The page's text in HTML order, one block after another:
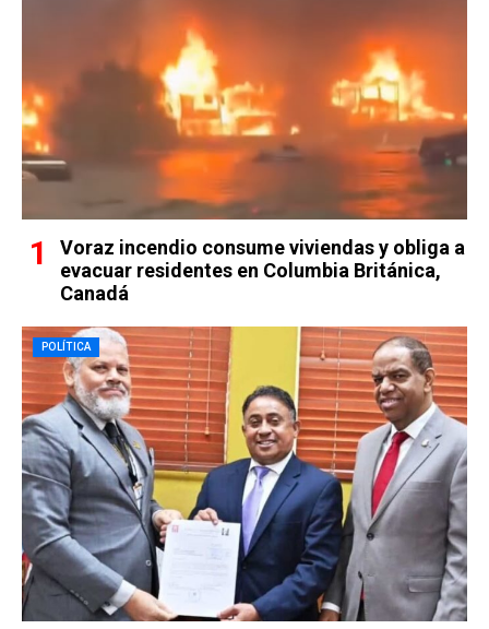
Voraz incendio consume viviendas y obliga a
evacuar residentes en Columbia Británica,
Canadá
POLÍTICA